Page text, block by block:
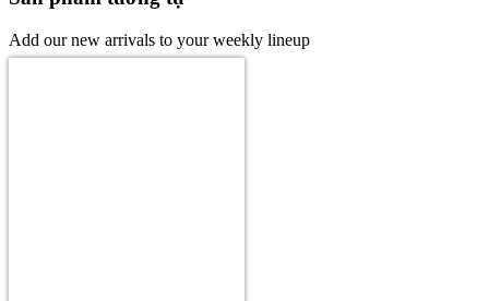
Add our new arrivals to your weekly lineup